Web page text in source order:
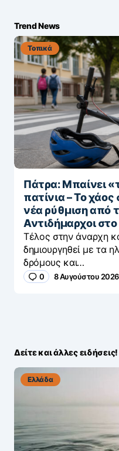
Trend News
Τοπικά
Πάτρα: Μπαίνει
πατίνια – Το
νέα ρύθμιση από
Αντιδήμαρχοι
Τέλος στην άναρχη
δημιουργηθεί με τα
δρόμους και…
0 8 Αυγούστου
Δείτε και άλλες ειδήσεις!
Ελλάδα